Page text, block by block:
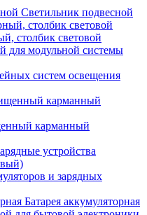
Светильник подвесной
столбик световой
для модульной системы
систем освещения
карманный
устройства
и зарядных
Батарея аккумуляторная